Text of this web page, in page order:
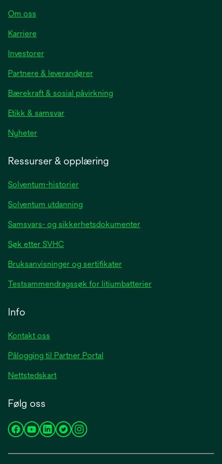
Om oss
Karriere
Investoreropens
a
new
Partnere & leverandører
Bærekraft & sosial påvirkning
Etikk & samsvar
Nyheteropens
Ressurser & opplæring
Solventum-historier
Solventum utdanning
Samsvars- og sikkerhetsdokumenter
Søk etter SVHC
Bruksanvisninger og sertifikater
Testsammendragssøk for litiumbatterier
Info
Kontakt oss
Pålogging til Partner Portal
Nettstedskart
Følg oss
opensopensopensopensopens